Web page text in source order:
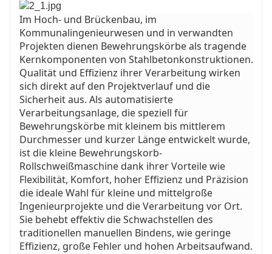
Im Hoch- und Brückenbau, im
Kommunalingenieurwesen und in verwandten
Projekten dienen Bewehrungskörbe als tragende
Kernkomponenten von Stahlbetonkonstruktionen.
Qualität und Effizienz ihrer Verarbeitung wirken
sich direkt auf den Projektverlauf und die
Sicherheit aus. Als automatisierte
Verarbeitungsanlage, die speziell für
Bewehrungskörbe mit kleinem bis mittlerem
Durchmesser und kurzer Länge entwickelt wurde,
ist die kleine Bewehrungskorb-
Rollschweißmaschine dank ihrer Vorteile wie
Flexibilität, Komfort, hoher Effizienz und Präzision
die ideale Wahl für kleine und mittelgroße
Ingenieurprojekte und die Verarbeitung vor Ort.
Sie behebt effektiv die Schwachstellen des
traditionellen manuellen Bindens, wie geringe
Effizienz, große Fehler und hohen Arbeitsaufwand.